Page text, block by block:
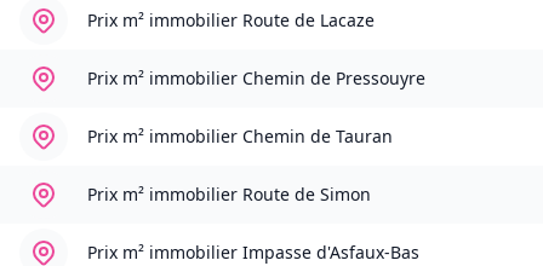
Prix m² immobilier Route de Lacaze
Prix m² immobilier Chemin de Pressouyre
Prix m² immobilier Chemin de Tauran
Prix m² immobilier Route de Simon
Prix m² immobilier Impasse d'Asfaux-Bas